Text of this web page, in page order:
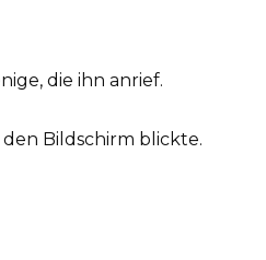
die ihn anrief.
den Bildschirm blickte.